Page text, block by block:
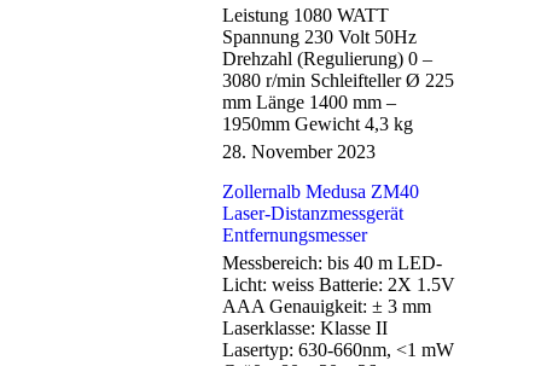
Leistung 1080 WATT
Spannung 230 Volt 50Hz
Drehzahl (Regulierung) 0 –
3080 r/min Schleifteller Ø 225
mm Länge 1400 mm –
1950mm Gewicht 4,3 kg
28. November 2023
Zollernalb Medusa ZM40
Laser-Distanzmessgerät
Entfernungsmesser
Messbereich: bis 40 m LED-
Licht: weiss Batterie: 2X 1.5V
AAA Genauigkeit: ± 3 mm
Laserklasse: Klasse II
Lasertyp: 630-660nm, <1 mW